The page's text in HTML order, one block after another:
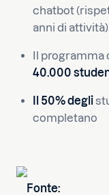
chatbot
anni di attività).
Il programma
40.000
Il 50% degli
completano
Fonte: